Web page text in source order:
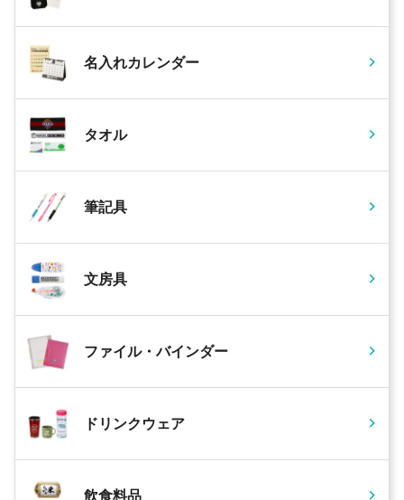
名入れカレンダー
タオル
筆記具
文房具
ファイル・バインダー
ドリンクウェア
飲食料品